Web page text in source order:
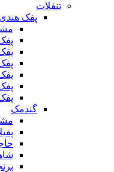
تنقلات
پفک هندی
گندمک